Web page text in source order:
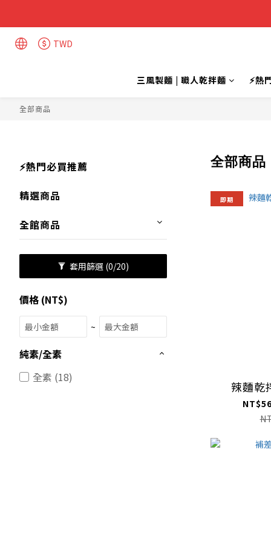
TWD
三風製麵 | 職人乾拌麵 ⚡熱
全部商品
⚡熱門必買推薦
精選商品
全館商品
套用篩選 (0/20)
價格 (NT$)
~
純素/全素
全素 (18)
全部商品
即期
辣麵乾